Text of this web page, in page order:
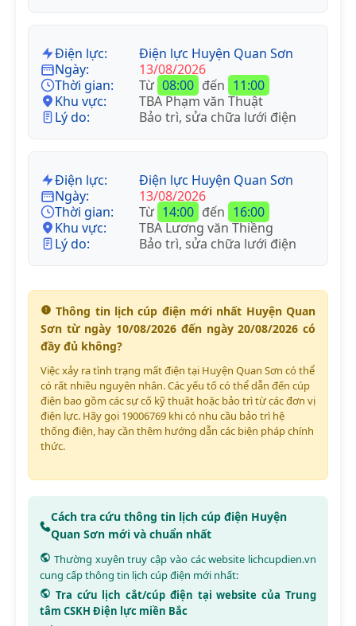
Điện lực:
Điện lực Huyện Quan Sơn
Ngày:
13/08/2026
Thời gian:
Từ 08:00 đến 11:00
Khu vực:
TBA Phạm văn Thuật
Lý do:
Bảo trì, sửa chữa lưới điện
Điện lực:
Điện lực Huyện Quan Sơn
Ngày:
13/08/2026
Thời gian:
Từ 14:00 đến 16:00
Khu vực:
TBA Lương văn Thiềng
Lý do:
Bảo trì, sửa chữa lưới điện
Thông tin lịch cúp điện mới nhất Huyện Quan
Sơn từ ngày 10/08/2026 đến ngày 20/08/2026 có
đầy đủ không?
Việc xảy ra tình trạng mất điện tại Huyện Quan Sơn có thể
có rất nhiều nguyên nhân. Các yếu tố có thể dẫn đến cúp
điện bao gồm các sự cố kỹ thuật hoặc bảo trì từ các đơn vị
điện lực. Hãy gọi 19006769 khi có nhu cầu bảo trì hệ
thống điện, hay cần thêm hướng dẫn các biện pháp chính
thức.
Cách tra cứu thông tin lịch cúp điện Huyện
Quan Sơn mới và chuẩn nhất
Thường xuyên truy cập vào các website lichcupdien.vn
cung cấp thông tin lịch cúp điện mới nhất:
Tra cứu lịch cắt/cúp điện tại website của Trung
tâm CSKH Điện lực miền Bắc